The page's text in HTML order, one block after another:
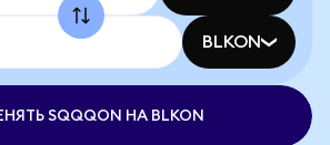
BLKON
SQQQON НА BLKON